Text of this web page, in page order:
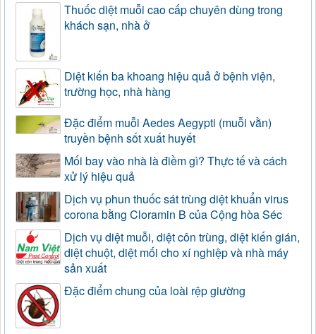
Thuốc diệt muỗi cao cấp chuyên dùng trong
khách sạn, nhà ở
Diệt kiến ba khoang hiệu quả ở bệnh viện,
trường học, nhà hàng
Đặc điểm muỗi Aedes Aegypti (muỗi vằn)
truyền bệnh sốt xuất huyết
Mối bay vào nhà là điềm gì? Thực tế và cách
xử lý hiệu quả
Dịch vụ phun thuốc sát trùng diệt khuẩn virus
corona bằng Cloramin B của Cộng hòa Séc
Dịch vụ diệt muỗi, diệt côn trùng, diệt kiến gián,
diệt chuột, diệt mối cho xí nghiệp và nhà máy
sản xuất
Đặc điểm chung của loài rệp giường